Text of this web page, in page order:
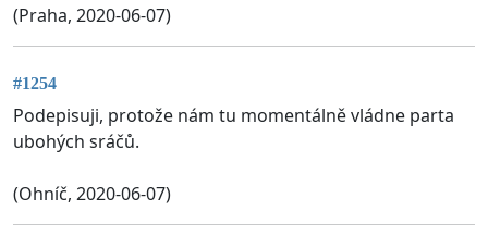
(Praha, 2020-06-07)
#1254
Podepisuji, protože nám tu momentálně vládne parta
ubohých sráčů.
(Ohníč, 2020-06-07)